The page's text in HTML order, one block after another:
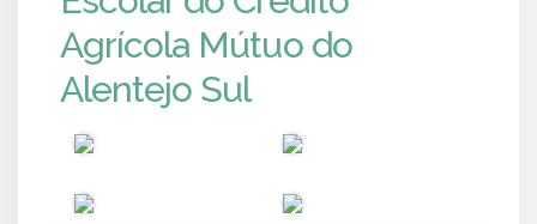
Agrícola Mútuo do
Alentejo Sul